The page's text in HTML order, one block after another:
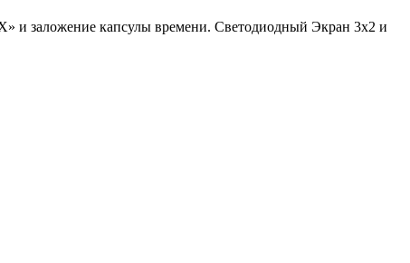
и заложение капсулы времени. Светодиодный Экран 3х2 и